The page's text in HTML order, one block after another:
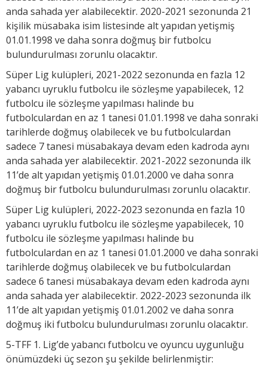
anda sahada yer alabilecektir. 2020-2021 sezonunda 21
kişilik müsabaka isim listesinde alt yapıdan yetişmiş
01.01.1998 ve daha sonra doğmuş bir futbolcu
bulundurulması zorunlu olacaktır.
Süper Lig kulüpleri, 2021-2022 sezonunda en fazla 12
yabancı uyruklu futbolcu ile sözleşme yapabilecek, 12
futbolcu ile sözleşme yapılması halinde bu
futbolculardan en az 1 tanesi 01.01.1998 ve daha sonraki
tarihlerde doğmuş olabilecek ve bu futbolculardan
sadece 7 tanesi müsabakaya devam eden kadroda aynı
anda sahada yer alabilecektir. 2021-2022 sezonunda ilk
11’de alt yapıdan yetişmiş 01.01.2000 ve daha sonra
doğmuş bir futbolcu bulundurulması zorunlu olacaktır.
Süper Lig kulüpleri, 2022-2023 sezonunda en fazla 10
yabancı uyruklu futbolcu ile sözleşme yapabilecek, 10
futbolcu ile sözleşme yapılması halinde bu
futbolculardan en az 1 tanesi 01.01.2000 ve daha sonraki
tarihlerde doğmuş olabilecek ve bu futbolculardan
sadece 6 tanesi müsabakaya devam eden kadroda aynı
anda sahada yer alabilecektir. 2022-2023 sezonunda ilk
11’de alt yapıdan yetişmiş 01.01.2002 ve daha sonra
doğmuş iki futbolcu bulundurulması zorunlu olacaktır.
5-TFF 1. Lig’de yabancı futbolcu ve oyuncu uygunluğu
önümüzdeki üç sezon şu şekilde belirlenmiştir: